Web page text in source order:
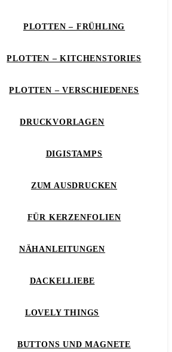
PLOTTEN – FRÜHLING
PLOTTEN – KITCHENSTORIES
PLOTTEN – VERSCHIEDENES
DRUCKVORLAGEN
DIGISTAMPS
ZUM AUSDRUCKEN
FÜR KERZENFOLIEN
NÄHANLEITUNGEN
DACKELLIEBE
LOVELY THINGS
BUTTONS UND MAGNETE